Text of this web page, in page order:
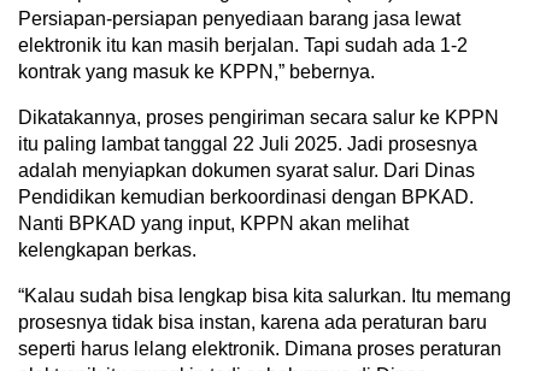
Persiapan-persiapan penyediaan barang jasa lewat
elektronik itu kan masih berjalan. Tapi sudah ada 1-2
kontrak yang masuk ke KPPN,” bebernya.
Dikatakannya, proses pengiriman secara salur ke KPPN
itu paling lambat tanggal 22 Juli 2025. Jadi prosesnya
adalah menyiapkan dokumen syarat salur. Dari Dinas
Pendidikan kemudian berkoordinasi dengan BPKAD.
Nanti BPKAD yang input, KPPN akan melihat
kelengkapan berkas.
“Kalau sudah bisa lengkap bisa kita salurkan. Itu memang
prosesnya tidak bisa instan, karena ada peraturan baru
seperti harus lelang elektronik. Dimana proses peraturan